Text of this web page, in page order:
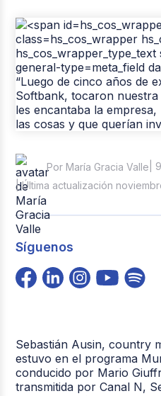
Por María Gracia Valle |
| Última actualización
Síguenos
Sebastián Ausin, country
estuvo en el programa
conducido por Mario
transmitida por Canal N,